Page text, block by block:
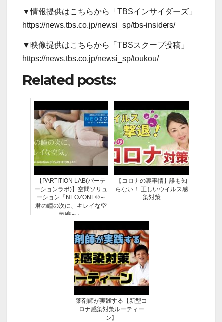
▼情報提供はこちらから「TBSインサイダーズ」
https://news.tbs.co.jp/newsi_sp/tbs-insiders/
▼映像提供はこちらから「TBSスクープ投稿」
https://news.tbs.co.jp/newsi_sp/toukou/
Related posts:
【PARTITION LAB(パーテ
ーションラボ)】空間ソリュ
ーション『NEOZONE®～
君の瞳の次に、キレイな空
気編～』
【コロナの裏事情】誰も知
らない！ 正しいウイルス感
染対策
薬剤師が実践する【新型コ
ロナ感染対策ルーティー
ン】